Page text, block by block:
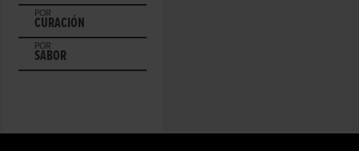
POR
CURACIÓN
POR
SABOR